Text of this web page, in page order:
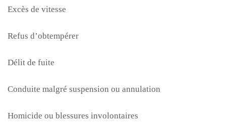
Excès de vitesse
Refus d’obtempérer
Délit de fuite
Conduite malgré suspension ou annulation
Homicide ou blessures involontaires